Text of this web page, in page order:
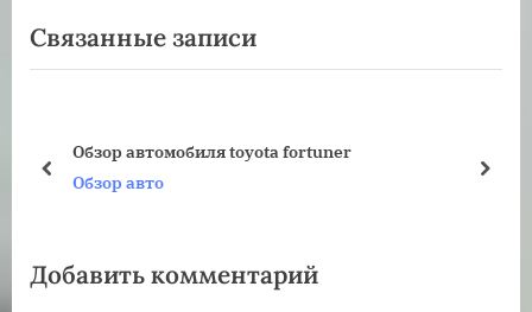
записям
д
ы
щ
з
е
д
з
Связанные записи
Обзор автомобиля toyota fortuner
Обзор авто
пред
Добавить комментарий